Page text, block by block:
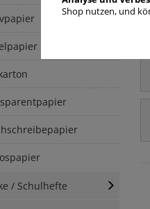
/ Schulhefte
Shop nutzen, und